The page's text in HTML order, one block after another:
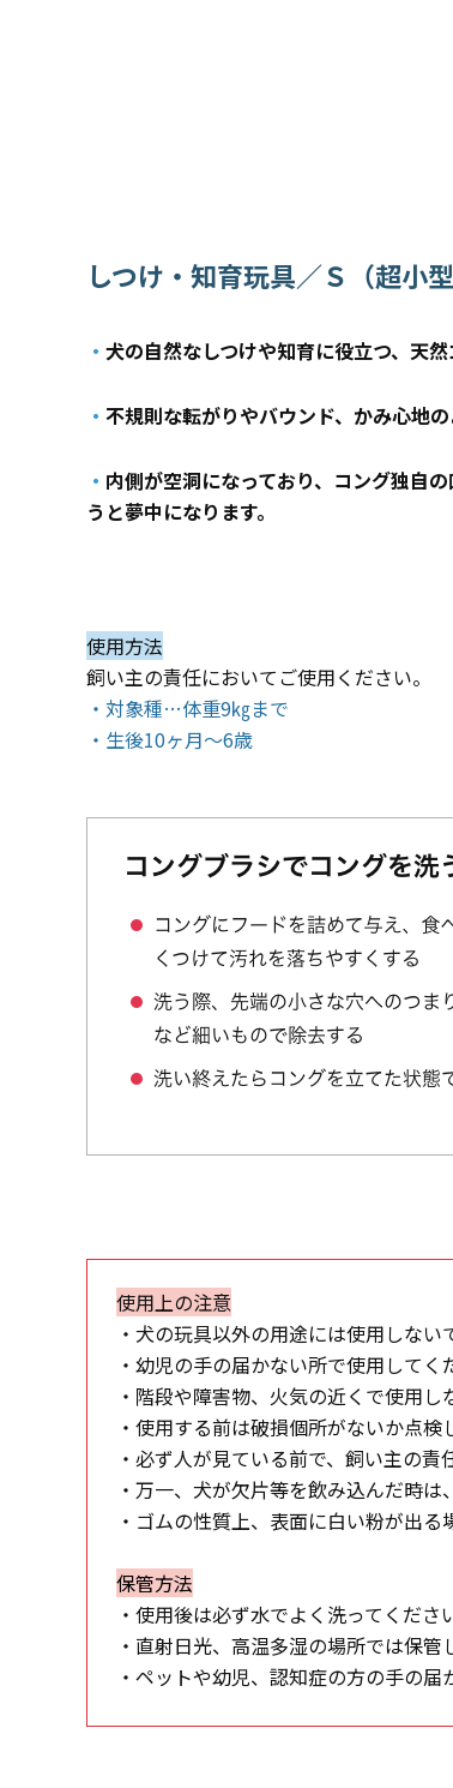
しつけ・知育玩具／Ｓ（超小
・ 犬の自然なしつけや知育に役立つ、天
・ 不規則な転がりやバウンド、かみ心地の
・ 内側が空洞になっており、コング独自
うと夢中になります。
使用方法
飼い主の責任においてご使用ください。
・対象種…体重9㎏まで
・生後10ヶ月～6歳
使用上の注意
・犬の玩具以外の用途には使用しない
・幼児の手の届かない所で使用してく
・階段や障害物、火気の近くで使用し
・使用する前は破損個所がないか点
・必ず人が見ている前で、飼い主の責
・万一、犬が欠片等を飲み込んだ時は
・ゴムの性質上、表面に白い粉が出る
保管方法
・使用後は必ず水でよく洗ってくださ
・直射日光、高温多湿の場所では保管
・ペットや幼児、認知症の方の手の届